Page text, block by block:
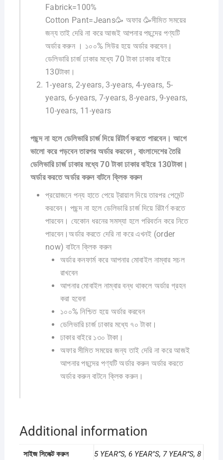
Fabrick=100%
Cotton Pant=Jeans🥳 অফার 🥳সীমিত সময়ের
জন্য তাই দেরি না করে আজই আপনার পছন্দের পণ্যটি
অর্ডার করুন । ১০০% সিউর হয়ে অর্ডার করবেন।
ডেলিভারি চার্জ ঢাকার মধ্যে 70 টাকা ঢাকার বাইরে
130টাকা।
1-years, 2-years, 3-years, 4-years, 5-
years, 6-years, 7-years, 8-years, 9-years,
10-years, 11-years
পছন্দ না হলে ডেলিভারি চার্জ দিয়ে রিটার্ণ করতে পারবেন। আগে
ভালো করে পড়বেন তারপর অর্ডার করবেন , বাংলাদেশের তৈরি
ডেলিভারি চার্জ ঢাকার মধ্যে 70 টাকা ঢাকার বাইরে 130টাকা।
অর্ডার করতে অর্ডার করুন বাটনে ক্লিক করুন
প্রয়োজনে পন্য হাতে পেয়ে ট্রায়াল দিয়ে তারপর পেমেন্ট
করবেন। পছন্দ না হলে ডেলিভারি চার্জ দিয়ে রিটার্ণ করতে
পারবেন। যেকোন ধরনের সমস্যা হলে পরিবর্তন করে নিতে
পারবেন।অর্ডার করতে দেরি না করে এখনই (order
now) বাটনে ক্লিক করুন
অর্ডার কনফার্ম করে আপনার মোবাইল নাম্বার সচল
রাখবেন
আপনার মোবাইল নাম্বার বন্ধ থাকলে অর্ডার গ্রহন
করা হবেনা
১০০% নিশ্চিত হয়ে অর্ডার করবেন
ডেলিভারি চার্জ ঢাকার মধ্যে ৭০ টাকা।
ঢাকার বাইরে ১৩০ টাকা।
অফার সীমিত সময়ের জন্য তাই দেরি না করে আজই
আপনার পছন্দের পণ্যটি অর্ডার করুন অর্ডার করতে
অর্ডার করুন বাটনে ক্লিক করুন।
Additional information
সাইজ সিলেক্ট করুন 5 YEAR”S, 6 YEAR"S, 7 YEAR”S, 8